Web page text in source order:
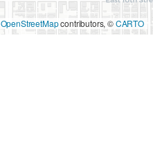
OpenStreetMapcontributors, ©CARTO